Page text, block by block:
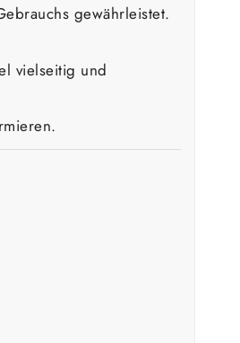
gewährleistet.
vielseitig und